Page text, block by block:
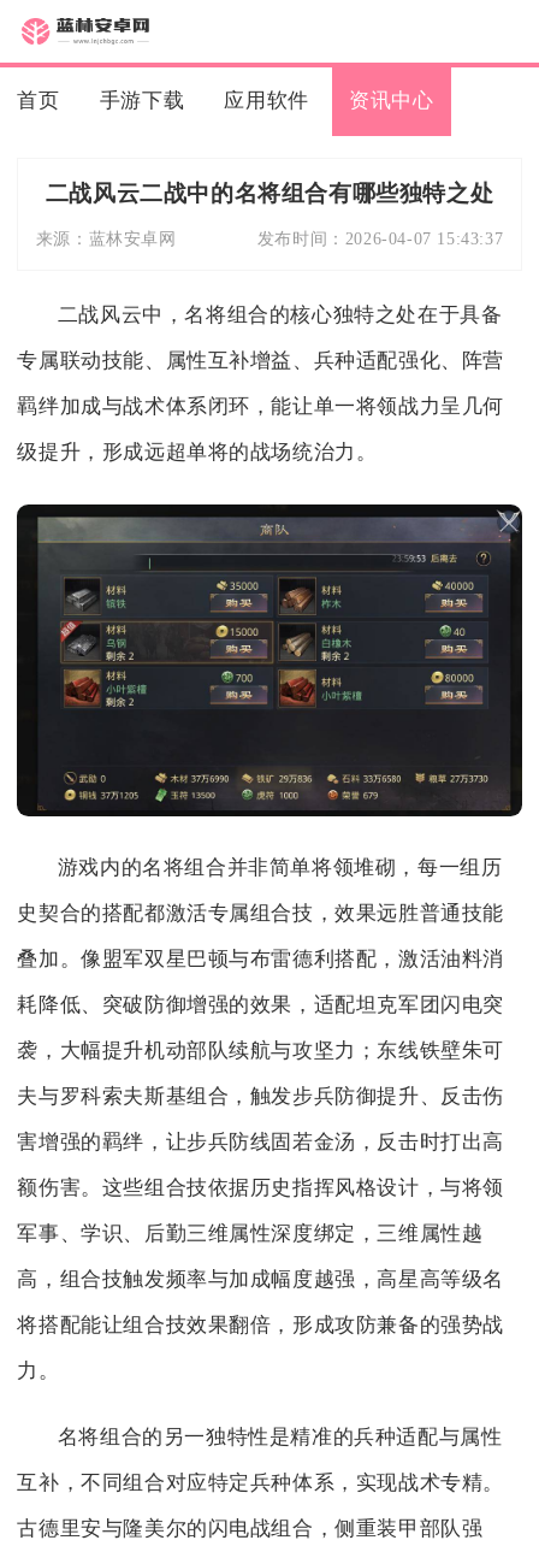
首页 手游下载 应用软件 资讯中心
二战风云二战中的名将组合有哪些独特之处
来源： 蓝林安卓网 发布时间： 2026-04-07 15:43:37
二战风云中，名将组合的核心独特之处在于具备
专属联动技能、属性互补增益、兵种适配强化、阵营
羁绊加成与战术体系闭环，能让单一将领战力呈几何
级提升，形成远超单将的战场统治力。
游戏内的名将组合并非简单将领堆砌，每一组历
史契合的搭配都激活专属组合技，效果远胜普通技能
叠加。像盟军双星巴顿与布雷德利搭配，激活油料消
耗降低、突破防御增强的效果，适配坦克军团闪电突
袭，大幅提升机动部队续航与攻坚力；东线铁壁朱可
夫与罗科索夫斯基组合，触发步兵防御提升、反击伤
害增强的羁绊，让步兵防线固若金汤，反击时打出高
额伤害。这些组合技依据历史指挥风格设计，与将领
军事、学识、后勤三维属性深度绑定，三维属性越
高，组合技触发频率与加成幅度越强，高星高等级名
将搭配能让组合技效果翻倍，形成攻防兼备的强势战
力。
名将组合的另一独特性是精准的兵种适配与属性
互补，不同组合对应特定兵种体系，实现战术专精。
古德里安与隆美尔的闪电战组合，侧重装甲部队强